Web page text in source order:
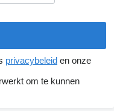
privacybeleid en onze
om te kunnen